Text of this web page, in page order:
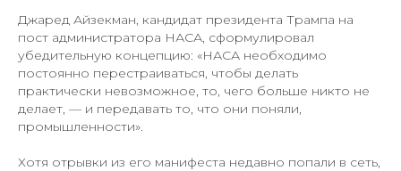
Джаред Айзекман, кандидат президента Трампа на
пост администратора НАСА, сформулировал
убедительную концепцию: «НАСА необходимо
постоянно перестраиваться, чтобы делать
практически невозможное, то, чего больше никто не
делает, — и передавать то, что они поняли,
промышленности».
Хотя отрывки из его манифеста недавно попали в сеть,